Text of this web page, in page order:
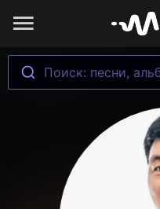
Поиск: песни,